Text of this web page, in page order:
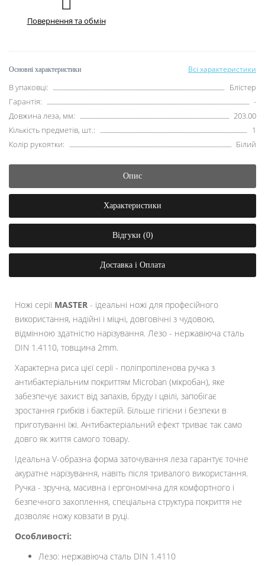
Повернення та обмін
Основні характеристики Всі характеристики
В упаковці:
Блістер
Гарантія:
-
Довжина леза, мм:
203.00
Кількість предметів, шт.:
1
Колір рукоятки:
Білий
Опис
Характеристики
Відгуки (0)
Доставка і Оплата
Ножі серії MASTER - ідеальні ножі для професійного
використання, надійні і міцні, довговічні з чудовою,
відмінною здатністю нарізування. Лезо - нержавіюча сталь
DIN 1.4110, товщина 2mm.
Характерна риса цієї серії - поліпропіленова ручка з
антибактеріальним покриттям Microban (мікробан), яке
забезпечує захист від запахів, бруду і цвілі, запобігає
зростання грибків і бактерій. Більше гігієни і безпеки в
приготуванні їжі. Антибактеріальний ефект триває так само
довго як життя самого товару.
Ідеальна V-образна форма заточування леза гарантує точне
акуратне нарізування, навіть після тривалого використання.
Ручка - зручна, масивна і ергономічна для комфортного і
безпечного захоплення, спеціальна структура покриття не
дозволяє ножу ковзати в руці.
Особливості:
Лезо: нержавіюча сталь DIN 1.4110